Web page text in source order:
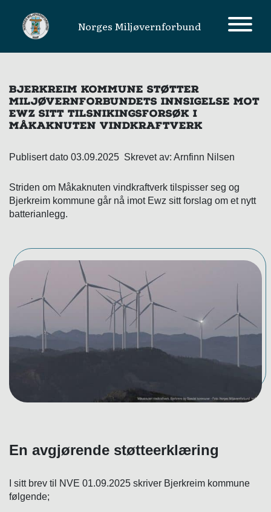
MAIN NAVIGATIONNorges Miljøvernforbund
BJERKREIM KOMMUNE STØTTER
MILJØVERNFORBUNDETS INNSIGELSE MOT
EWZ SITT TILSNIKINGSFORSØK I
MÅKAKNUTEN VINDKRAFTVERK
Publisert dato 03.09.2025 Skrevet av: Arnfinn Nilsen
Striden om Måkaknuten vindkraftverk tilspisser seg og
Bjerkreim kommune går nå imot Ewz sitt forslag om et nytt
batterianlegg.
En avgjørende støtteerklæring
I sitt brev til NVE 01.09.2025 skriver Bjerkreim kommune
følgende;